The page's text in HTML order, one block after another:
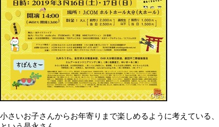
小さいお子さんからお年寄りまで楽しめるように考えている、